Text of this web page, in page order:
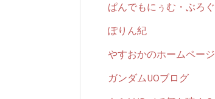
ぱんでもにぅむ・ぶろぐ
ぽりん紀
やすおかのホームページ
ガンダムUOブログ